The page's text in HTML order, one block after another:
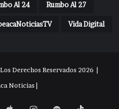
Al 24 Rumbo Al 27
Vida Digital
Derechos Reservados 2026 |
Noticias |